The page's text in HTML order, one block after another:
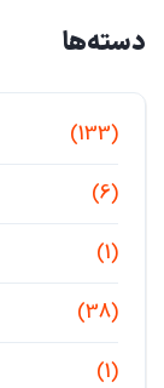
دسته‌ها
(133)
(6)
(1)
(38)
(1)